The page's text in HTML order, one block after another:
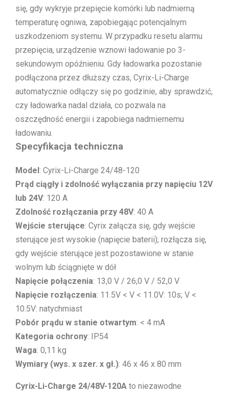
się, gdy wykryje przepięcie komórki lub nadmierną
temperaturę ogniwa, zapobiegając potencjalnym
uszkodzeniom systemu. W przypadku resetu alarmu
przepięcia, urządzenie wznowi ładowanie po 3-
sekundowym opóźnieniu. Gdy ładowarka pozostanie
podłączona przez dłuższy czas, Cyrix-Li-Charge
automatycznie odłączy się po godzinie, aby sprawdzić,
czy ładowarka nadal działa, co pozwala na
oszczędność energii i zapobiega nadmiernemu
ładowaniu.
Specyfikacja techniczna
Model: Cyrix-Li-Charge 24/48-120
Prąd ciągły i zdolność wyłączania przy napięciu 12V
lub 24V: 120 A
Zdolność rozłączania przy 48V: 40 A
Wejście sterujące: Cyrix załącza się, gdy wejście
sterujące jest wysokie (napięcie baterii); rozłącza się,
gdy wejście sterujące jest pozostawione w stanie
wolnym lub ściągnięte w dół
Napięcie połączenia: 13,0 V / 26,0 V / 52,0 V
Napięcie rozłączenia: 11.5V < V < 11.0V: 10s; V <
10.5V: natychmiast
Pobór prądu w stanie otwartym: < 4 mA
Kategoria ochrony: IP54
Waga: 0,11 kg
Wymiary (wys. x szer. x gł.): 46 x 46 x 80 mm
Cyrix-Li-Charge 24/48V-120A to niezawodne